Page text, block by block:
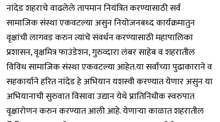
नांदेड शहराचे वाढलेले तापमान नियंत्रित करण्यासाठी सर्व
सामाजिक संस्था एकवटल्या असुन नियोजनबध्द कार्यक्रमातुन
वृक्षांची लागवड करुन त्यांचे संवर्धन करण्यासाठी महापालिका
प्रशासन, वृक्षमित्र फाउंडेशन, गुरुव्दारा लंबर साहेब व शहरातील
विविध सामाजिक संस्था एकवटल्या आहेत.या सर्वांच्या पुढाकाराने व
सहकार्याने हरित नांदेड हे अभियान यशस्वी करण्यात येणार असुन या
अभियानाची सुरुवात विसावा उद्यान येथे प्रातिनिधीक स्वरुपात
वृक्षारोणन करुन करण्यात आली आहे. येणाऱ्या काळात शहरातील